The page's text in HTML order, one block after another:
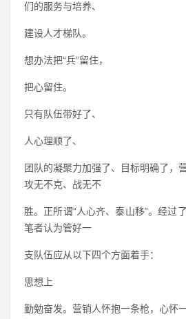
们的服务与培养、
建设人才梯队。
想办法把“兵”留住，
把心留住。
只有队伍带好了、
人心理顺了、
团队的凝聚力加强了、目标明确了，
攻无不克、战无不
胜。正所谓“人心齐、泰山移”。经过
笔者认为管好一
支队伍应从以下四个方面着手：
思想上
勤勉奋发。营销人怀抱一条枪，心怀